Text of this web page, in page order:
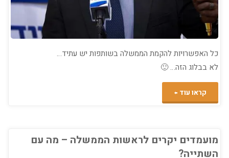
כל האפשרויות להקמת הממשלה בשותפות יש עתיד…
לא בבלוג הזה… 🙂
קראו עוד
–
מועמדים יקרים לראשות הממשלה – מה עם
השתייה?